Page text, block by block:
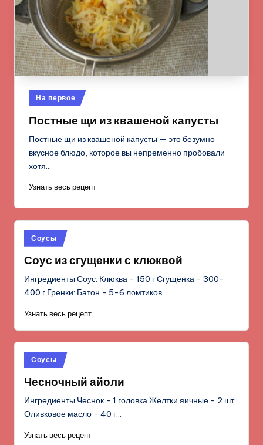
Опубликовано
в
На первое
Постные щи из квашеной капусты
Постные щи из квашеной капусты — это безумно
вкусное блюдо, которое вы непременно пробовали
хотя…
Узнать весь рецепт
Опубликовано
в
Соусы
Соус из сгущенки с клюквой
Ингредиенты Соус: Клюква - 150 г Сгущёнка - 300-
400 г Гренки: Батон - 5-6 ломтиков…
Узнать весь рецепт
Опубликовано
в
Соусы
Чесночный айоли
Ингредиенты Чеснок - 1 головка Желтки яичные - 2 шт.
Оливковое масло - 40 г…
Узнать весь рецепт